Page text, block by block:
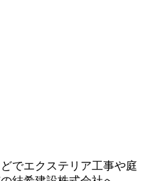
でエクステリア工事や庭